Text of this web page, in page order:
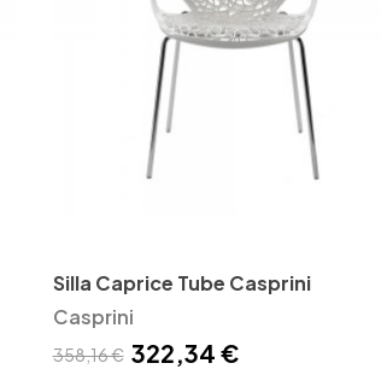
Silla Caprice Tube Casprini
Casprini
358,16 € 322,34 €